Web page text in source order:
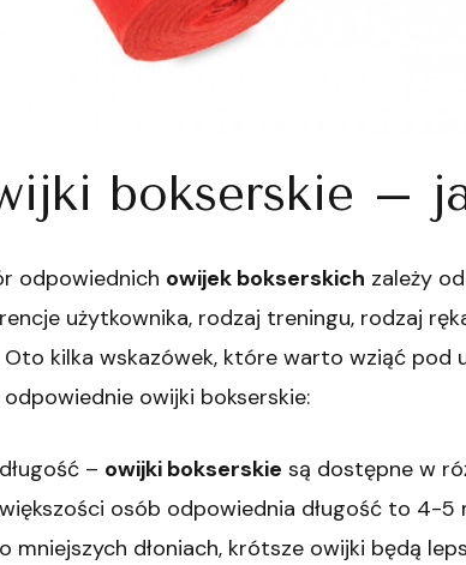
bokserskie –
odpowiednich owijek bokserskich zależy
użytkownika, rodzaj treningu, rodzaj
Oto kilka wskazówek, które warto wziąć pod
owijki bokserskie:
długość – owijki bokserskie są dostępne w
większości osób odpowiednia długość to 4-5
o mniejszych dłoniach, krótsze owijki będą